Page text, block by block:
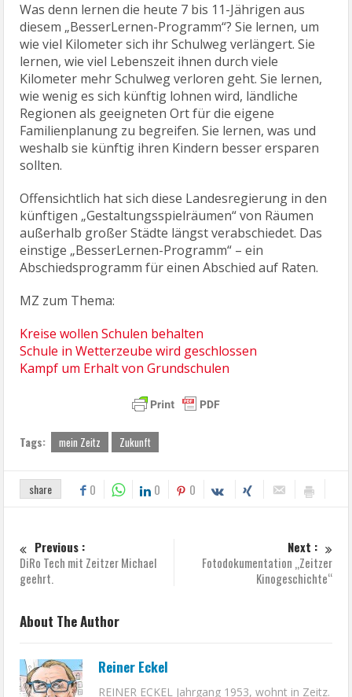
Was denn lernen die heute 7 bis 11-Jährigen aus
diesem „BesserLernen-Programm“? Sie lernen, um
wie viel Kilometer sich ihr Schulweg verlängert. Sie
lernen, wie viel Lebenszeit ihnen durch viele
Kilometer mehr Schulweg verloren geht. Sie lernen,
wie wenig es sich künftig lohnen wird, ländliche
Regionen als geeigneten Ort für die eigene
Familienplanung zu begreifen. Sie lernen, was und
weshalb sie künftig ihren Kindern besser ersparen
sollten.
Offensichtlich hat sich diese Landesregierung in den
künftigen „Gestaltungsspielräumen“ von Räumen
außerhalb großer Städte längst verabschiedet. Das
einstige „BesserLernen-Programm“ – ein
Abschiedsprogramm für einen Abschied auf Raten.
MZ zum Thema:
Kreise wollen Schulen behalten
Schule in Wetterzeube wird geschlossen
Kampf um Erhalt von Grundschulen
Tags: mein Zeitz Zukunft
share 0 0 0
Previous :
DiRo Tech mit Zeitzer Michael
geehrt.
Next :
Fotodokumentation „Zeitzer
Kinogeschichte“
About The Author
Reiner Eckel
REINER ECKEL Jahrgang 1953, wohnt in Zeitz.